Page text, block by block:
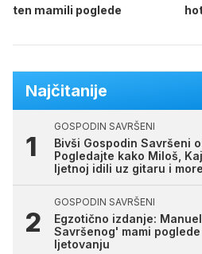
ten mamili poglede
Najčitanije
GOSPODIN SAVRŠENI
Bivši Gospodin Savršeni
Pogledajte kako Miloš,
ljetnoj idili uz gitaru i more
GOSPODIN SAVRŠENI
Egzotično izdanje:
Savršenog' mami
ljetovanju